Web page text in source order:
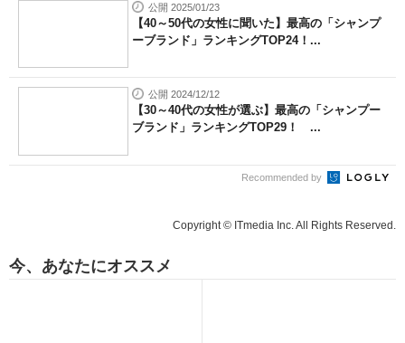
公開 2025/01/23
【40～50代の女性に聞いた】最高の「シャンプ
ーブランド」ランキングTOP24！...
公開 2024/12/12
【30～40代の女性が選ぶ】最高の「シャンプー
ブランド」ランキングTOP29！ ...
Recommended by
Copyright © ITmedia Inc. All Rights Reserved.
今、あなたにオススメ